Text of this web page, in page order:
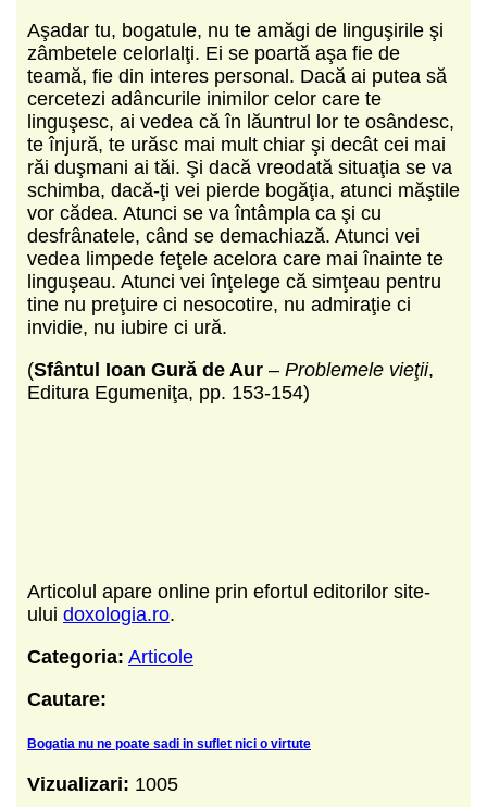
Aşadar tu, bogatule, nu te amăgi de linguşirile şi
zâmbetele celorlalţi. Ei se poartă aşa fie de
teamă, fie din interes personal. Dacă ai putea să
cercetezi adâncurile inimilor celor care te
linguşesc, ai vedea că în lăuntrul lor te osândesc,
te înjură, te urăsc mai mult chiar şi decât cei mai
răi duşmani ai tăi. Şi dacă vreodată situaţia se va
schimba, dacă-ţi vei pierde bogăţia, atunci măştile
vor cădea. Atunci se va întâmpla ca şi cu
desfrânatele, când se demachiază. Atunci vei
vedea limpede feţele acelora care mai înainte te
linguşeau. Atunci vei înţelege că simţeau pentru
tine nu preţuire ci nesocotire, nu admiraţie ci
invidie, nu iubire ci ură.
(Sfântul Ioan Gură de Aur – Problemele vieţii,
Editura Egumeniţa, pp. 153-154)
Articolul apare online prin efortul editorilor site-
ului doxologia.ro.
Categoria: Articole
Cautare:
Bogatia nu ne poate sadi in suflet nici o virtute
Vizualizari: 1005